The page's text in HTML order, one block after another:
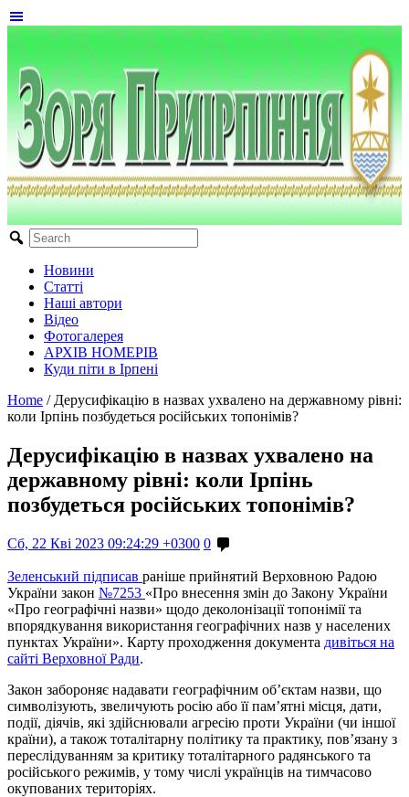
Новини
Статті
Наші автори
Відео
Фотогалерея
АРХІВ НОМЕРІВ
Куди піти в Ірпені
Home / Дерусифікацію в назвах ухвалено на державному рівні:
коли Ірпінь позбудеться російських топонімів?
Дерусифікацію в назвах ухвалено на
державному рівні: коли Ірпінь
позбудеться російських топонімів?
Сб, 22 Кві 2023 09:24:29 +0300 0
Зеленський підписав раніше прийнятий Верховною Радою
України закон №7253 «Про внесення змін до Закону України
«Про географічні назви» щодо деколонізації топонімії та
впорядкування використання географічних назв у населених
пунктах України». Карту проходження документа дивіться на
сайті Верховної Ради.
Закон забороняє надавати географічним об’єктам назви, що
символізують, звеличують росію або її пам’ятні місця, дати,
події, діячів, які здійснювали агресію проти України (чи іншої
країни), а також тоталітарну політику та практику, пов’язану з
переслідуванням за критику тоталітарного радянського та
російського режимів, у тому числі українців на тимчасово
окупованих територіях.